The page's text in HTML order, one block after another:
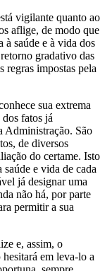
vigilante quanto ao
aflige, de modo que
à saúde e à vida dos
gradativo das
regras impostas pela
sua extrema
fatos já
Administração. São
de diversos
do certame. Isto
e vida de cada
já designar uma
não há, por parte
permitir a sua
e, assim, o
em leva-lo a